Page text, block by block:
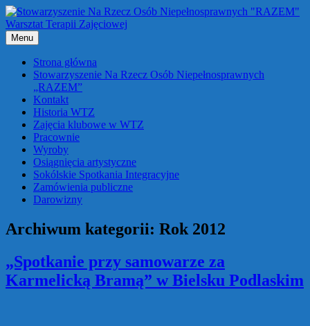
Przejdź
do
treści
Menu
Strona główna
Stowarzyszenie Na Rzecz Osób Niepełnosprawnych
„RAZEM”
Kontakt
Historia WTZ
Zajęcia klubowe w WTZ
Pracownie
Wyroby
Osiągnięcia artystyczne
Sokólskie Spotkania Integracyjne
Zamówienia publiczne
Darowizny
Archiwum kategorii: Rok 2012
„Spotkanie przy samowarze za
Karmelicką Bramą” w Bielsku Podlaskim